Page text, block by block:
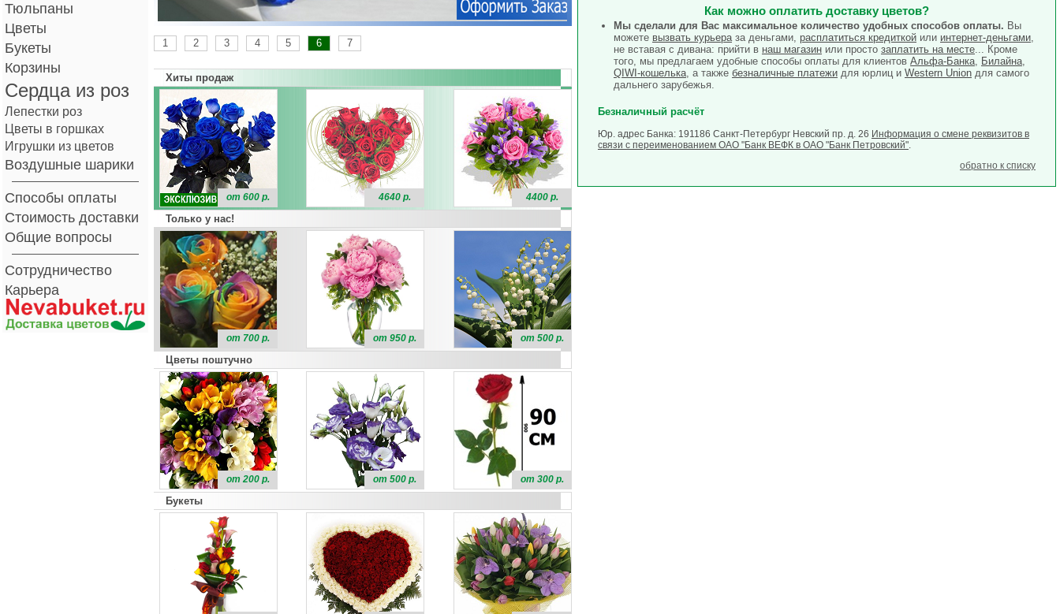
Тюльпаны
Цветы
Букеты
Корзины
Сердца из роз
Лепестки роз
Цветы в горшках
Игрушки из цветов
Воздушные шарики
Способы оплаты
Стоимость доставки
Общие вопросы
Сотрудничество
Карьера
<--/li>
1 2 3 4 5 6 7
Хиты продаж
от 600 р. 4640 р. 4400 р.
Только у нас!
от 700 р. от 950 р. от 500 р.
Цветы поштучно
от 200 р. от 500 р. от 300 р.
Букеты
Как можно оплатить доставку цветов?
Мы сделали для Вас максимальное количество удобных способов оплаты. Вы
можете вызвать курьераза деньгами, расплатиться кредиткой или интернет-деньгами,
не вставая с дивана: прийти в наш магазин или просто заплатить на месте... Кроме
того, мы предлагаем удобные способы оплаты для клиентов Альфа-Банка, Билайна,
QIWI-кошелька, а также безналичные платежи для юрлиц и Western Union для самого
дальнего зарубежья.
Безналичный расчёт
Юр. адрес Банка: 191186 Санкт-Петербург Невский пр. д. 26 Информация о смене реквизитов в
связи с переименованием ОАО "Банк ВЕФК в ОАО "Банк Петровский".
обратно к списку